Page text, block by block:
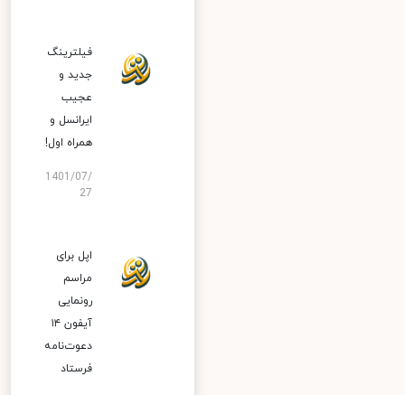
فیلترینگ
جدید و
عجیب
ایرانسل و
همراه اول!
1401/07/
27
اپل برای
مراسم
رونمایی
آیفون ۱۴
دعوت‌نامه
فرستاد